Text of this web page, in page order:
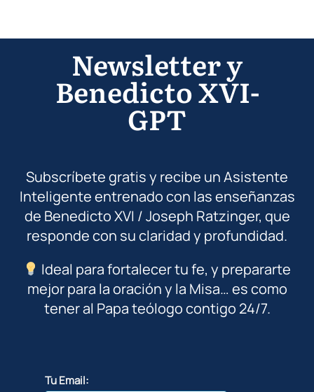
Newsletter y
Benedicto XVI-
GPT
Subscríbete gratis y recibe un Asistente
Inteligente entrenado con las enseñanzas
de Benedicto XVI / Joseph Ratzinger, que
responde con su claridad y profundidad.
Ideal para fortalecer tu fe, y prepararte
mejor para la oración y la Misa… es como
tener al Papa teólogo contigo 24/7.
Tu Email: